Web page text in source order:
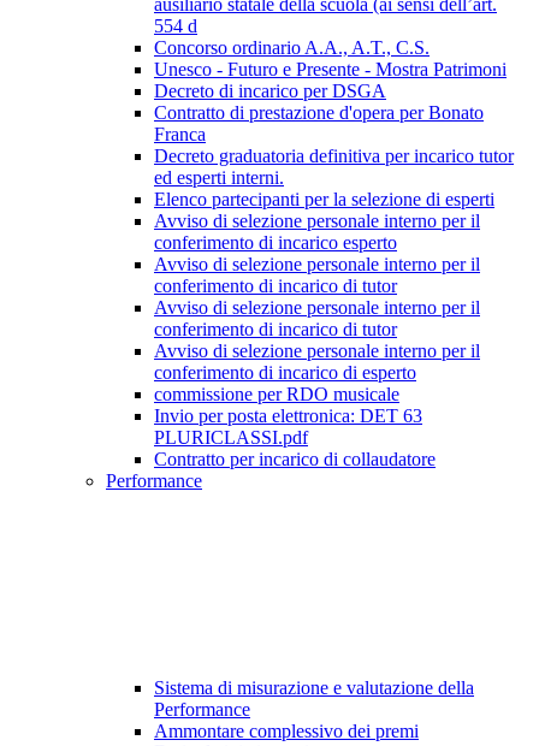
ausiliario statale della scuola (ai sensi dell’art.
554 d
Concorso ordinario A.A., A.T., C.S.
Unesco - Futuro e Presente - Mostra Patrimoni
Decreto di incarico per DSGA
Contratto di prestazione d'opera per Bonato
Franca
Decreto graduatoria definitiva per incarico tutor
ed esperti interni.
Elenco partecipanti per la selezione di esperti
Avviso di selezione personale interno per il
conferimento di incarico esperto
Avviso di selezione personale interno per il
conferimento di incarico di tutor
Avviso di selezione personale interno per il
conferimento di incarico di tutor
Avviso di selezione personale interno per il
conferimento di incarico di esperto
commissione per RDO musicale
Invio per posta elettronica: DET 63
PLURICLASSI.pdf
Contratto per incarico di collaudatore
Performance
Sistema di misurazione e valutazione della
Performance
Ammontare complessivo dei premi